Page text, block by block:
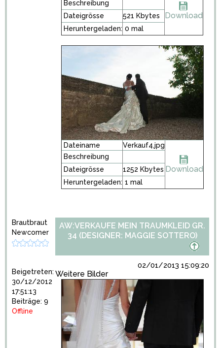
Download
Beschreibung
Dateigrösse
521 Kbytes
Heruntergeladen: 0 mal
Dateiname Verkauf4.jpg
Download
Beschreibung
Dateigrösse
1252 Kbytes
Heruntergeladen: 1 mal
Brautbraut
Newcomer
Beigetreten:
30/12/2012
17:51:13
Beiträge: 9
Offline
AW:VERKAUFE MEIN TRAUMKLEID GR.
34 (DESIGNER: MAGGIE SOTTERO)
02/01/2013 15:09:20
Weitere Bilder